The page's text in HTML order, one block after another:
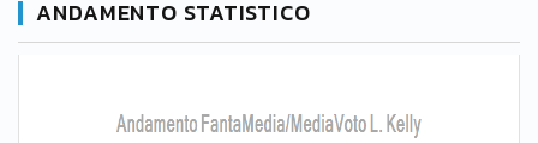
ANDAMENTO STATISTICO